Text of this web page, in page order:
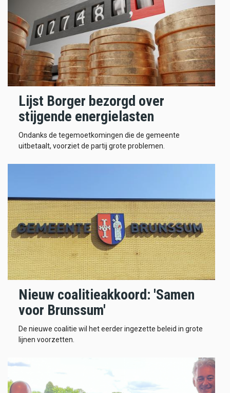
Lijst Borger bezorgd over
stijgende energielasten
Ondanks de tegemoetkomingen die de gemeente
uitbetaalt, voorziet de partij grote problemen.
Nieuw coalitieakkoord: 'Samen
voor Brunssum'
De nieuwe coalitie wil het eerder ingezette beleid in grote
lijnen voorzetten.